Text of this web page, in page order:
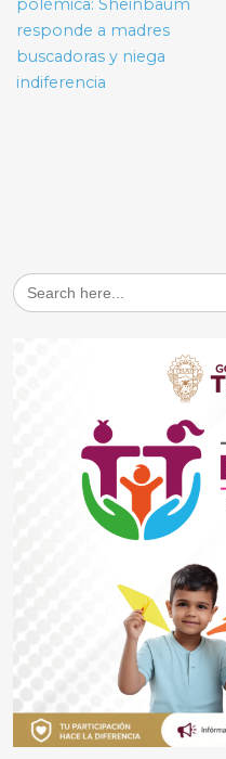
entradas
polémica: Sheinbaum
responde a madres
buscadoras y niega
indiferencia
Search
for: